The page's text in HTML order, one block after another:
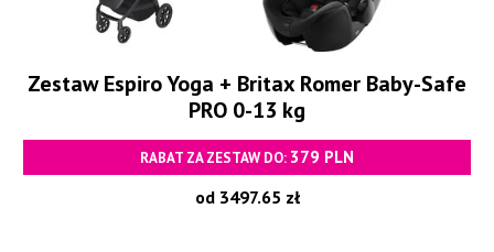
Zestaw Espiro Yoga + Britax Romer Baby-Safe
PRO 0-13 kg
RABAT ZA ZESTAW DO: 379 PLN
od 3497.65 zł